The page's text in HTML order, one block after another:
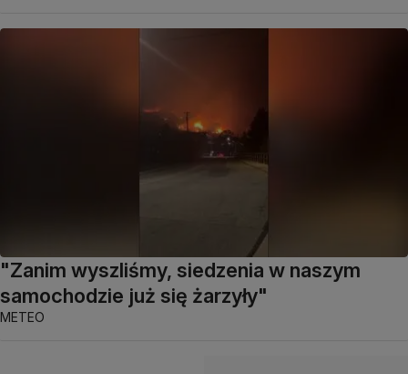
"Zanim wyszliśmy, siedzenia w naszym
samochodzie już się żarzyły"
METEO